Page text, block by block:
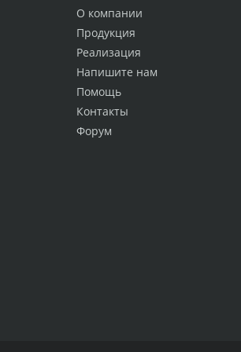
О компании
Продукция
Реализация
Напишите нам
Помощь
Контакты
Форум